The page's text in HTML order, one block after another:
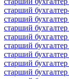
старший
старший
старший
старший
старший
старший
старший
старший